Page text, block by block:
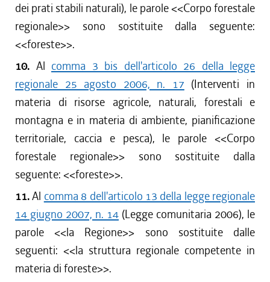
dei prati stabili naturali), le parole <<Corpo forestale
regionale>> sono sostituite dalla seguente:
<<foreste>>.
10. Al comma 3 bis dell'articolo 26 della legge
regionale 25 agosto 2006, n. 17 (Interventi in
materia di risorse agricole, naturali, forestali e
montagna e in materia di ambiente, pianificazione
territoriale, caccia e pesca), le parole <<Corpo
forestale regionale>> sono sostituite dalla
seguente: <<foreste>>.
11.Al comma 8 dell'articolo 13 della legge regionale
14 giugno 2007, n. 14 (Legge comunitaria 2006), le
parole <<la Regione>> sono sostituite dalle
seguenti: <<la struttura regionale competente in
materia di foreste>>.